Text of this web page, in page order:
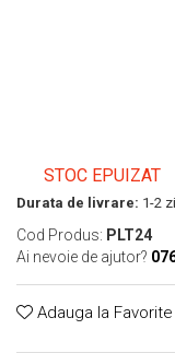
STOC EPUIZAT
Durata de livrare: 1-2
Cod Produs: PLT24
Ai nevoie de ajutor?
Adauga la Favorite